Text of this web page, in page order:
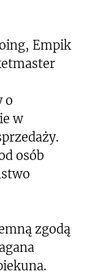
Empik
o
w
osób
zgodą